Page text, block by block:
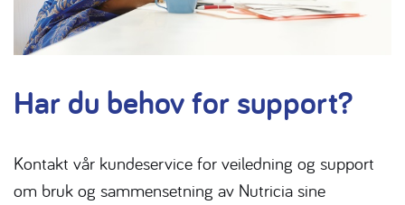
Har du behov for support?
Kontakt vår kundeservice for veiledning og support
om bruk og sammensetning av Nutricia sine